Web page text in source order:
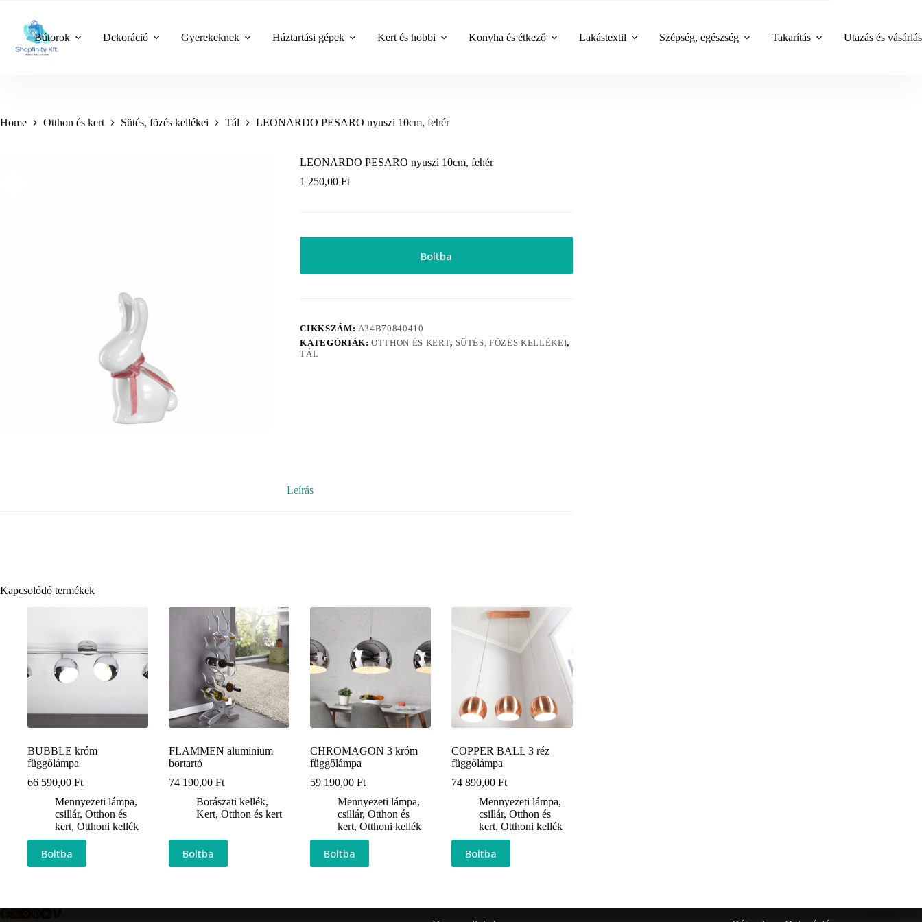
content
Bútorok Dekoráció Gyerekeknek Háztartási gépek Kert és hobbi Konyha és étkező Lakástextil Szépség, egészség Takarítás Utazás és vásárlás
Home Otthon és kert Sütés, fõzés kellékei Tál LEONARDO PESARO nyuszi 10cm, fehér
LEONARDO PESARO nyuszi 10cm, fehér
1 250,00Ft
Boltba
CIKKSZÁM: A34B70840410
KATEGÓRIÁK:OTTHON ÉS KERT, SÜTÉS, FÕZÉS KELLÉKEI,
TÁL
Leírás
Kapcsolódó termékek
BUBBLE króm
függőlámpa
66 590,00 Ft
Mennyezeti lámpa,
csillár, Otthon és
kert, Otthoni kellék
Boltba
FLAMMEN aluminium
bortartó
74 190,00Ft
Borászati kellék,
Kert,Otthon és kert
Boltba
CHROMAGON 3 króm
függőlámpa
59 190,00Ft
Mennyezeti lámpa,
csillár,Otthon és
kert,Otthoni kellék
Boltba
COPPER BALL 3 réz
függőlámpa
74 890,00Ft
Mennyezeti lámpa,
csillár,Otthon és
kert,Otthoni kellék
Boltba